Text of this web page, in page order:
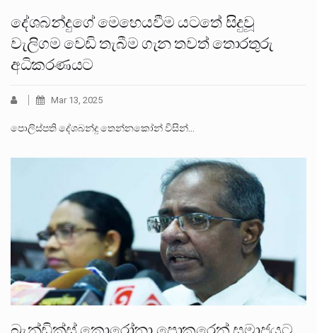
දේශබන්දුගේ මෙහෙයවීම යටතේ සිදුවූ
වැලිගම වෙඩි තැබීම ගැන තවත් තොරතුරු
අධිකරණයට
Mar 13, 2025
පොලිස්පති දේශබන්දු තෙන්නකෝන් විසින්…